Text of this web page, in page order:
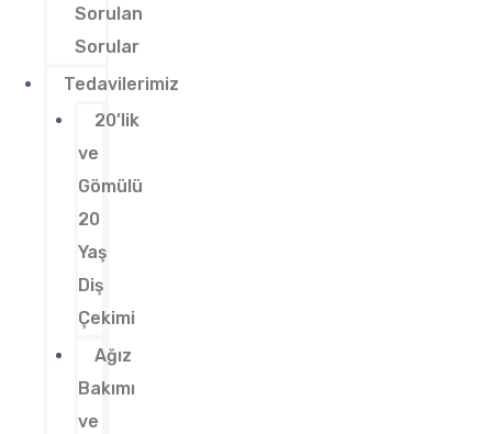
Sorulan
Sorular
Tedavilerimiz
20’lik
ve
Gömülü
20
Yaş
Diş
Çekimi
Ağız
Bakımı
ve